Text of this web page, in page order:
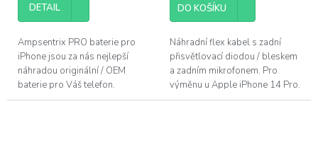
DETAIL
Ampsentrix PRO baterie pro
iPhone jsou za nás nejlepší
náhradou originální / OEM
baterie pro Váš telefon.
Nejmodernější technologie v
DO KOŠÍKU
Náhradní flex kabel s zadní
přisvětlovací diodou / bleskem
a zadním mikrofonem. Pro
výměnu u Apple iPhone 14 Pro.
Je oprava nad Vaše síly?...